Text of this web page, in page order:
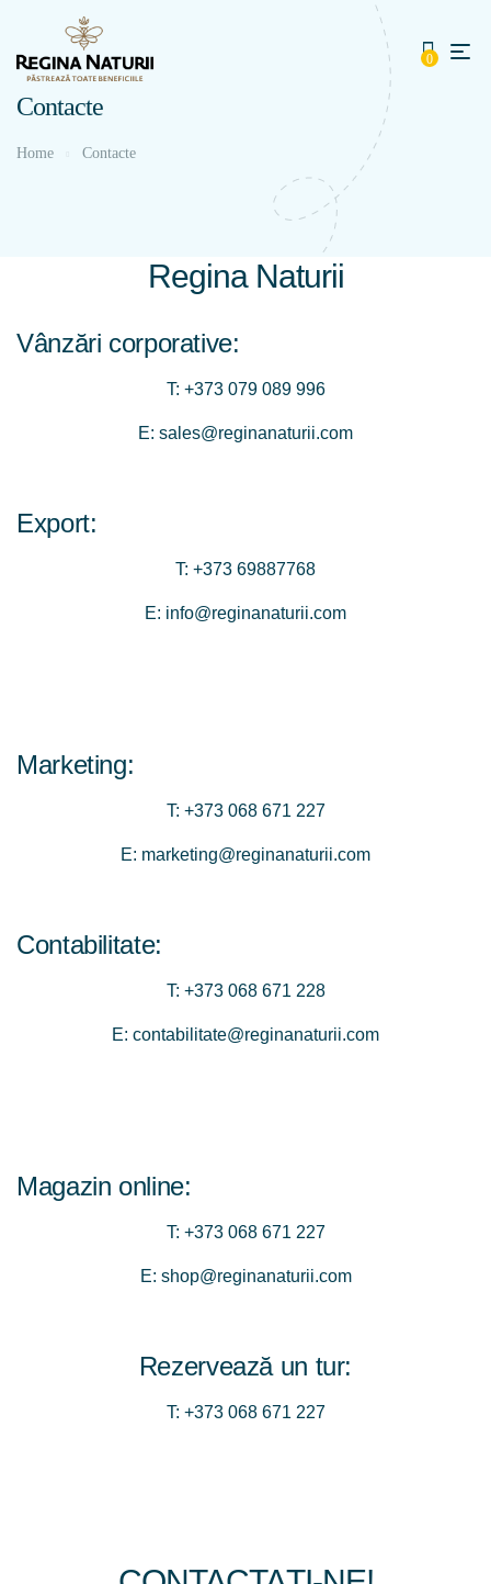
0
Contacte
Home Contacte
Regina Naturii
Vânzări corporative:
T: +373 079 089 996
E: sales@reginanaturii.com
Export:
T: +373 69887768
E: info@reginanaturii.com
Marketing:
T: +373 068 671 227
E: marketing@reginanaturii.com
Contabilitate:
T: +373 068 671 228
E: contabilitate@reginanaturii.com
Magazin online:
T: +373 068 671 227
E: shop@reginanaturii.com
Rezervează un tur:
T: +373 068 671 227